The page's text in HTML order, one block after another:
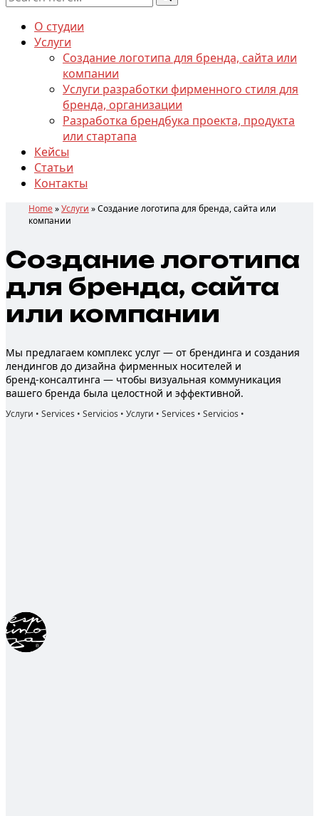
О студии
Услуги
Создание логотипа для бренда, сайта или
компании
Услуги разработки фирменного стиля для
бренда, организации
Разработка брендбука проекта, продукта
или стартапа
Кейсы
Статьи
Контакты
Home»Услуги »Создание логотипа для бренда, сайта или
компании
Создание логотипа
для бренда, сайта
или компании
Мы предлагаем комплекс услуг — от брендинга и создания
лендингов до дизайна фирменных носителей и
бренд‑консалтинга — чтобы визуальная коммуникация
вашего бренда была целостной и эффективной.
Услуги • Services • Servicios • Услуги • Services • Servicios •